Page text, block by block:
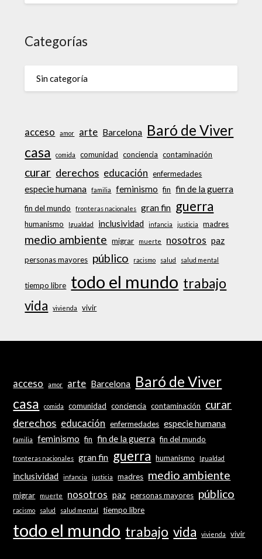
Categorías
Sin categoría
acceso amor arte Barcelona Baró de Viver
casa comida comunidad conciencia contaminación
curar derechos educación enfermedades
especie humana familia feminismo fin fin de la guerra
fin del mundo fronteras nacionales gran fin guerra
humanismo Igualdad inclusividad infancia justicia madres
medio ambiente migrar muerte nosotros paz
personas mayores público racismo salud salud mental
tiempo libre todo el mundo trabajo
vida vivienda vivir
acceso amor arte Barcelona Baró de Viver
casa comida comunidad conciencia contaminación curar
derechos educación enfermedades especie humana
familia feminismo fin fin de la guerra fin del mundo
fronteras nacionales gran fin guerra humanismo Igualdad
inclusividad infancia justicia madres medio ambiente
migrar muerte nosotros paz personas mayores público
racismo salud salud mental tiempo libre
todo el mundo trabajo vida vivienda vivir